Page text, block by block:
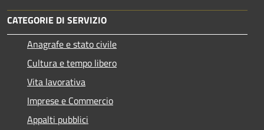
CATEGORIE DI SERVIZIO
Anagrafe e stato civile
Cultura e tempo libero
Vita lavorativa
Imprese e Commercio
Appalti pubblici